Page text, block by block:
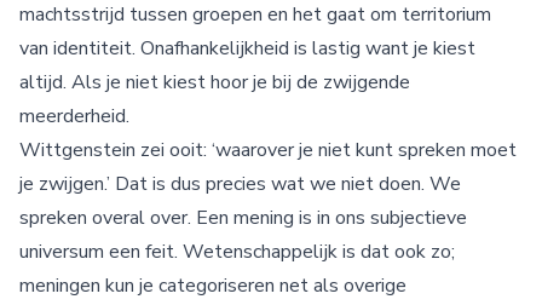
machtsstrijd tussen groepen en het gaat om territorium
van identiteit. Onafhankelijkheid is lastig want je kiest
altijd. Als je niet kiest hoor je bij de zwijgende
meerderheid.
Wittgenstein zei ooit: ‘waarover je niet kunt spreken moet
je zwijgen.’ Dat is dus precies wat we niet doen. We
spreken overal over. Een mening is in ons subjectieve
universum een feit. Wetenschappelijk is dat ook zo;
meningen kun je categoriseren net als overige